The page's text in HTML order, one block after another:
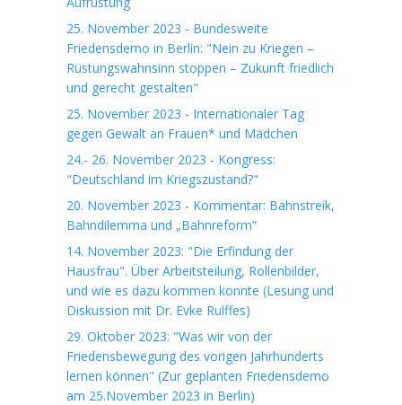
25. November 2023 - Bundesweite
Friedensdemo in Berlin: "Nein zu Kriegen –
Rüstungswahnsinn stoppen – Zukunft friedlich
und gerecht gestalten"
25. November 2023 - Internationaler Tag
gegen Gewalt an Frauen* und Mädchen
24.- 26. November 2023 - Kongress:
"Deutschland im Kriegszustand?"
20. November 2023 - Kommentar: Bahnstreik,
Bahndilemma und „Bahnreform“
14. November 2023: "Die Erfindung der
Hausfrau". Über Arbeitsteilung, Rollenbilder,
und wie es dazu kommen konnte (Lesung und
Diskussion mit Dr. Evke Rulffes)
29. Oktober 2023: "Was wir von der
Friedensbewegung des vorigen Jahrhunderts
lernen können" (Zur geplanten Friedensdemo
am 25.November 2023 in Berlin)